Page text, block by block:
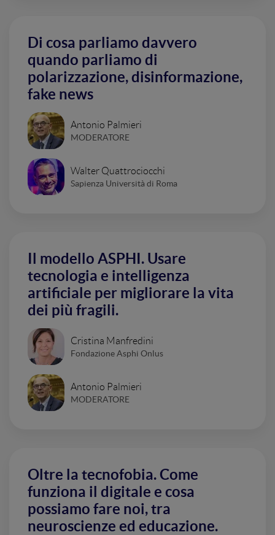
Di cosa parliamo davvero
quando parliamo di
polarizzazione, disinformazione,
fake news
Antonio Palmieri
MODERATORE
Walter Quattrociocchi
Sapienza Università di Roma
Il modello ASPHI. Usare
tecnologia e intelligenza
artificiale per migliorare la vita
dei più fragili.
Cristina Manfredini
Fondazione Asphi Onlus
Antonio Palmieri
MODERATORE
Oltre la tecnofobia. Come
funziona il digitale e cosa
possiamo fare noi, tra
neuroscienze ed educazione.